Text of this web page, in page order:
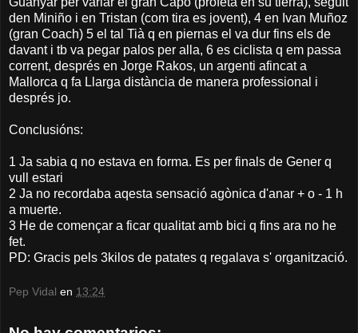
den Miniño i en Tristan (com tira es jovent), 4 en Ivan Muñoz
(gran Coach) 5 el tal Tià q en piernas el va dur fins els de
davant i tb va pegar palos per alla, 6 es ciclista q em passa
corrent, després en Jorge Rakos, un argenti afincat a
Mallorca q fa Llarga distància de manera professional i
després jo.
Conclusións:
1 Ja sabia q no estava en forma. Es per finals de Gener q
vull estari
2 Ja no recordaba aqesta sensació agònica d'anar + o - 1 h
a muerte.
3 He de començar a ficar qualitat amb bici q fins ara no he
fet.
PD: Gracis pels 3kilos de patates q regalava s' organització.
Pep Vidal en 13:24